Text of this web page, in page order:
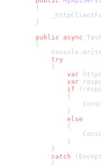
        {
        }
public
async
        {
try
            {
var
var
if
                {
                }
else
                {
                }
            }
catch